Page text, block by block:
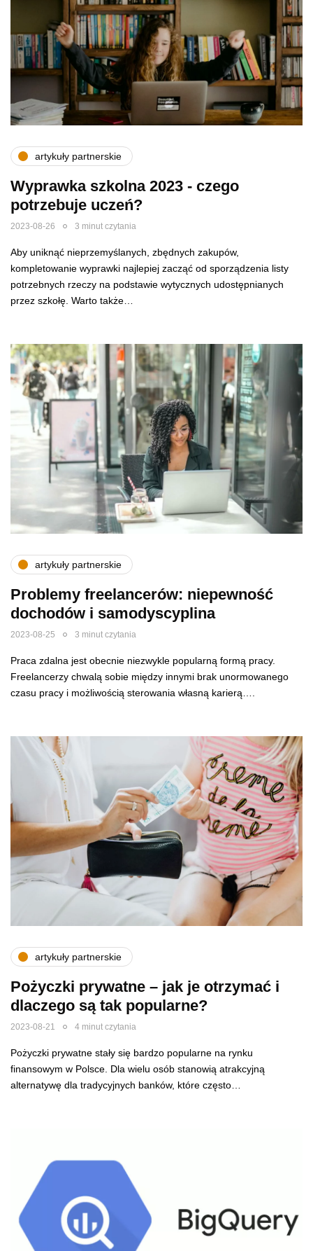
artykuły partnerskie
Wyprawka szkolna 2023 - czego
potrzebuje uczeń?
2023-08-26 3 minut czytania
Aby uniknąć nieprzemyślanych, zbędnych zakupów,
kompletowanie wyprawki najlepiej zacząć od sporządzenia listy
potrzebnych rzeczy na podstawie wytycznych udostępnianych
przez szkołę. Warto także…
artykuły partnerskie
Problemy freelancerów: niepewność
dochodów i samodyscyplina
2023-08-25 3 minut czytania
Praca zdalna jest obecnie niezwykle popularną formą pracy.
Freelancerzy chwalą sobie między innymi brak unormowanego
czasu pracy i możliwością sterowania własną karierą….
artykuły partnerskie
Pożyczki prywatne – jak je otrzymać i
dlaczego są tak popularne?
2023-08-21 4 minut czytania
Pożyczki prywatne stały się bardzo popularne na rynku
finansowym w Polsce. Dla wielu osób stanowią atrakcyjną
alternatywę dla tradycyjnych banków, które często…